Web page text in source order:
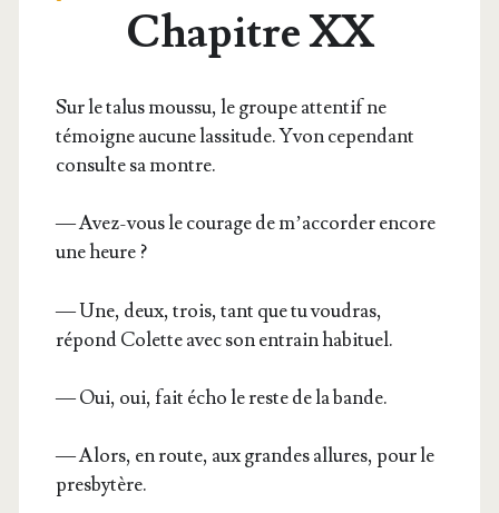
Chapitre XX
Sur le talus mous­su, le groupe atten­tif ne
témoigne aucune las­si­tude. Yvon cepen­dant
consulte sa montre.
— Avez-vous le cou­rage de m’accorder encore
une heure ?
— Une, deux, trois, tant que tu vou­dras,
répond Colette avec son entrain habituel.
— Oui, oui, fait écho le reste de la bande.
— Alors, en route, aux grandes allures, pour le
presbytère.